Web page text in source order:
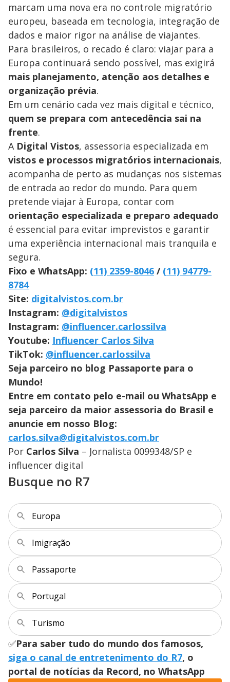
marcam uma nova era no controle migratório
europeu, baseada em tecnologia, integração de
dados e maior rigor na análise de viajantes.
Para brasileiros, o recado é claro: viajar para a
Europa continuará sendo possível, mas exigirá
mais planejamento, atenção aos detalhes e
organização prévia.
Em um cenário cada vez mais digital e técnico,
quem se prepara com antecedência sai na
frente.
A Digital Vistos, assessoria especializada em
vistos e processos migratórios internacionais,
acompanha de perto as mudanças nos sistemas
de entrada ao redor do mundo. Para quem
pretende viajar à Europa, contar com
orientação especializada e preparo adequado
é essencial para evitar imprevistos e garantir
uma experiência internacional mais tranquila e
segura.
Fixo e WhatsApp: (11) 2359-8046 / (11) 94779-
8784
Site: digitalvistos.com.br
Instagram: @digitalvistos
Instagram: @influencer.carlossilva
Youtube: Influencer Carlos Silva
TikTok: @influencer.carlossilva
Seja parceiro no blog Passaporte para o
Mundo!
Entre em contato pelo e-mail ou WhatsApp e
seja parceiro da maior assessoria do Brasil e
anuncie em nosso Blog:
carlos.silva@digitalvistos.com.br
Por Carlos Silva – Jornalista 0099348/SP e
influencer digital
Busque no R7
Europa
Imigração
Passaporte
Portugal
Turismo
✅Para saber tudo do mundo dos famosos,
siga o canal de entretenimento do R7, o
portal de notícias da Record, no WhatsApp